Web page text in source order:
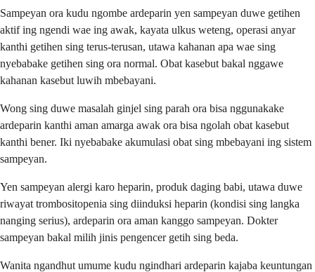
Sampeyan ora kudu ngombe ardeparin yen sampeyan duwe getihen
aktif ing ngendi wae ing awak, kayata ulkus weteng, operasi anyar
kanthi getihen sing terus-terusan, utawa kahanan apa wae sing
nyebabake getihen sing ora normal. Obat kasebut bakal nggawe
kahanan kasebut luwih mbebayani.
Wong sing duwe masalah ginjel sing parah ora bisa nggunakake
ardeparin kanthi aman amarga awak ora bisa ngolah obat kasebut
kanthi bener. Iki nyebabake akumulasi obat sing mbebayani ing sistem
sampeyan.
Yen sampeyan alergi karo heparin, produk daging babi, utawa duwe
riwayat trombositopenia sing diinduksi heparin (kondisi sing langka
nanging serius), ardeparin ora aman kanggo sampeyan. Dokter
sampeyan bakal milih jinis pengencer getih sing beda.
Wanita ngandhut umume kudu ngindhari ardeparin kajaba keuntungan